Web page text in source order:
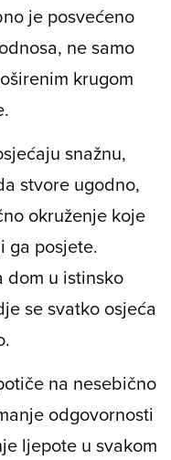
je posvećeno
ne samo
krugom
snažnu,
stvore ugodno,
okruženje koje
ga posjete.
dom u istinsko
se svatko osjeća
na nesebično
odgovornosti
ljepote u svakom